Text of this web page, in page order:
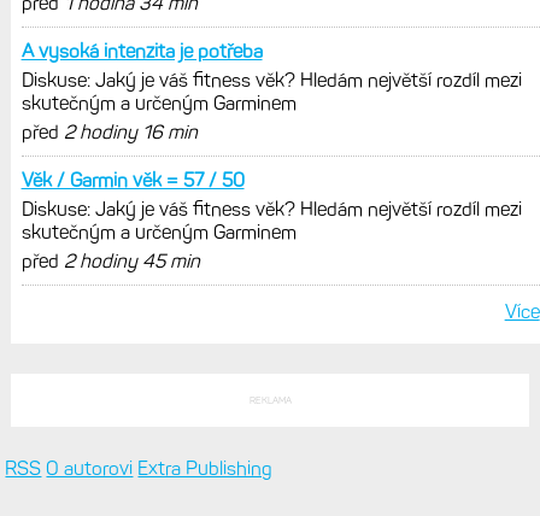
Zkušenosti po roce: Fénixy 8 Pro jsou
jedním slovem parádní, těžko něco
vytknout. Ale ta nositelnost